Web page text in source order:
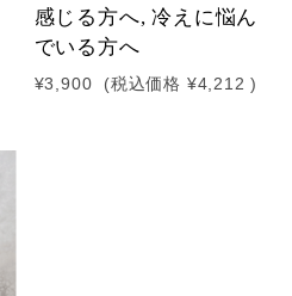
感じる方へ, 冷えに悩ん
でいる方へ
¥3,900 (税込価格 ¥4,212 )